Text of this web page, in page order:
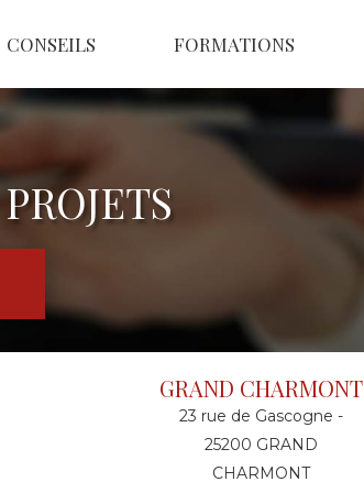
CONSEILS FORMATIONS
GRAND CHARMONT
23 rue de Gascogne -
25200 GRAND
CHARMONT